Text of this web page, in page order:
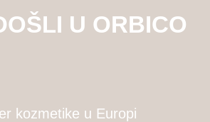
U ORBICO
kozmetike u Europi